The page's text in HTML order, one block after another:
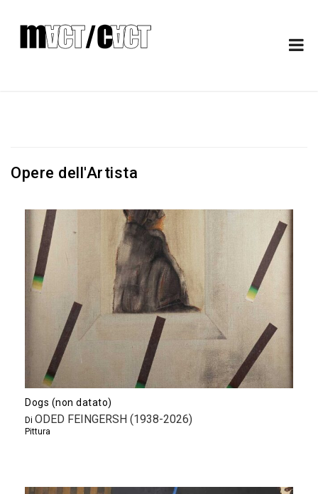
Opere dell'Artista
Dogs (non datato)
Di ODED FEINGERSH (1938-2026)
Pittura